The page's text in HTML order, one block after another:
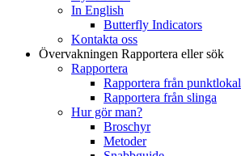
In English
Butterfly Indicators
Kontakta oss
Övervakningen Rapportera eller sök
Rapportera
Rapportera från punktlokal
Rapportera från slinga
Hur gör man?
Broschyr
Metoder